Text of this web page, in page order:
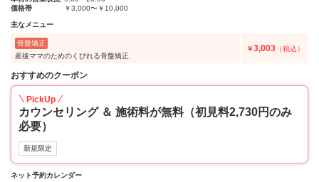
価格帯
￥3,000〜￥10,000
主なメニュー
骨盤矯正
産後ママのためのくびれる骨盤矯正
￥3,003 （税込）
おすすめのクーポン
PickUp
カウンセリング ＆ 施術料が無料（初見料2,730円のみ
必要）
新規限定
ネット予約カレンダー